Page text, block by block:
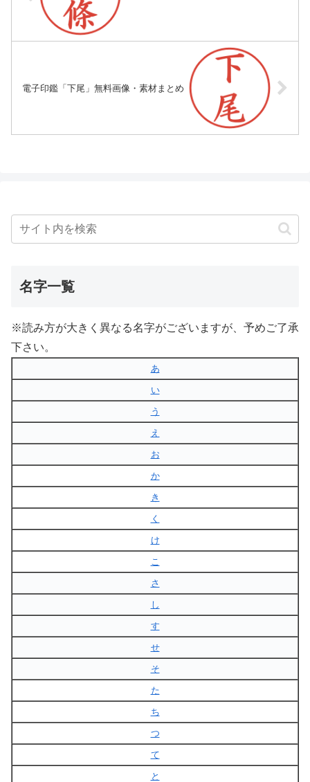
電子印鑑「下尾」無料画像・素材まとめ
名字一覧
※読み方が大きく異なる名字がございますが、予めご了承
下さい。
あ
い
う
え
お
か
き
く
け
こ
さ
し
す
せ
そ
た
ち
つ
て
と